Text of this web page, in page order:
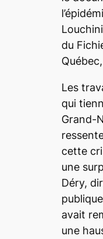
du
Les
qui
Grand-
cette
une
Déry,
avait
une